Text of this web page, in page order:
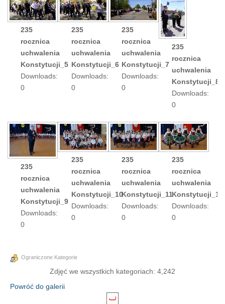
235
rocznica
uchwalenia
Konstytucji_5
Downloads:
0
235
rocznica
uchwalenia
Konstytucji_6
Downloads:
0
235
rocznica
uchwalenia
Konstytucji_7
Downloads:
0
235
rocznica
uchwalenia
Konstytucji_8
Downloads:
0
235
rocznica
uchwalenia
Konstytucji_9
Downloads:
0
235
rocznica
uchwalenia
Konstytucji_10
Downloads:
0
235
rocznica
uchwalenia
Konstytucji_11
Downloads:
0
235
rocznica
uchwalenia
Konstytucji_12
Downloads:
0
Ograniczone Kategorie
Zdjęć we wszystkich kategoriach: 4,242
Powróć do galerii